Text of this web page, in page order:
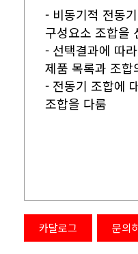
- 비동기적 전동
구성요소 조합을
- 선택결과에 따
제품 목록과 조합
- 전동기 조합에
조합을 다룸
카달로그 문의